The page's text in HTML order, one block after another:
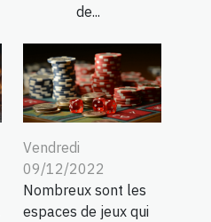
de...
Vendredi
09/12/2022
Nombreux sont les
espaces de jeux qui